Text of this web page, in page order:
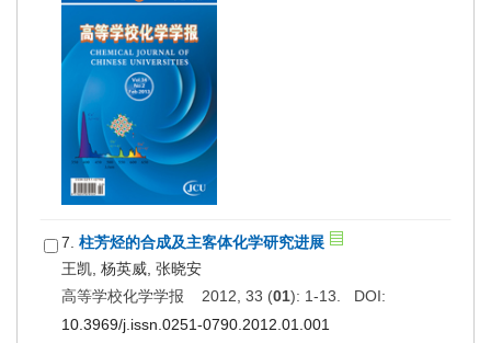
7. 柱芳烃的合成及主客体化学研究进展
王凯, 杨英威, 张晓安
高等学校化学学报 2012, 33 (01): 1-13. DOI:
10.3969/j.issn.0251-0790.2012.01.001